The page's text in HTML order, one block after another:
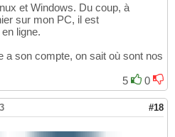
et Windows. Du coup, à
sur mon PC, il est
ligne.
a son compte, on sait où sont nos
5
0
#18